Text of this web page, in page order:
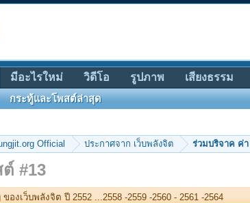
Official ประกาศจาก เว็บพลังจิต
#13
องเว็บพลังจิต ปี 2552 ...2558 -2559 -2560 - 2561 -2564
กระทู้และโพสต์ล่าสุด
มีอะไรใหม่ วิดีโอ รูปภาพ เสียงธรรม